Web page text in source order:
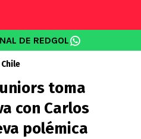
DE REDGOL
Chile
toma
con Carlos
polémica